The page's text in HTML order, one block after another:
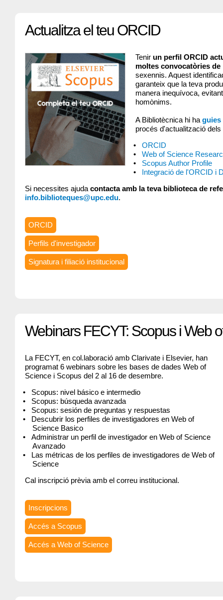
Actualitza el teu ORCID
Tenir un perfil ORCID
moltes convocatòries de
sexennis. Aquest
garanteix que la teva
manera inequívoca,
homònims.
A Bibliotècnica hi ha guies
procés d'actualització
ORCID
Web of Science
Scopus Author Profile
Integració de l'ORCID i
Si necessites ajuda contacta amb la teva biblioteca de
info.biblioteques@upc.edu.
ORCID
Perfils d'investigador
Signatura i filiació institucional
Webinars FECYT: Scopus i Web
La FECYT, en col.laboració amb Clarivate i Elsevier, han
programat 6 webinars sobre les bases de dades Web of
Science i Scopus del 2 al 16 de desembre.
Scopus: nivel básico e intermedio
Scopus: búsqueda avanzada
Scopus: sesión de preguntas y respuestas
Descubrir los perfiles de investigadores en Web of
Science Basico
Administrar un perfil de investigador en Web of Science
Avanzado
Las métricas de los perfiles de investigadores de Web of
Science
Cal inscripció prèvia amb el correu institucional.
Inscripcions
Accés a Scopus
Accés a Web of Science